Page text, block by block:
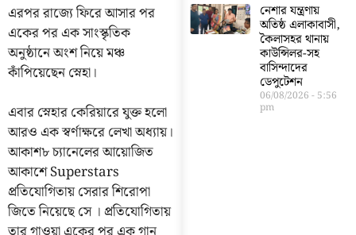
এরপর রাজ্যে ফিরে আসার পর
একের পর এক সাংস্কৃতিক
অনুষ্ঠানে অংশ নিয়ে মঞ্চ
কাঁপিয়েছেন স্নেহা।
এবার স্নেহার কেরিয়ারে যুক্ত হলো
আরও এক স্বর্ণাক্ষরে লেখা অধ্যায়।
আকাশ৮ চ্যানেলের আয়োজিত
আকাশে Superstars
প্রতিযোগিতায় সেরার শিরোপা
জিতে নিয়েছে সে । প্রতিযোগিতায়
নেশার যন্ত্রণায়
অতিষ্ঠ এলাকাবাসী,
কৈলাসহর থানায়
কাউন্সিলর-সহ
বাসিন্দাদের
ডেপুটেশন
06/08/2026 5:56
pm